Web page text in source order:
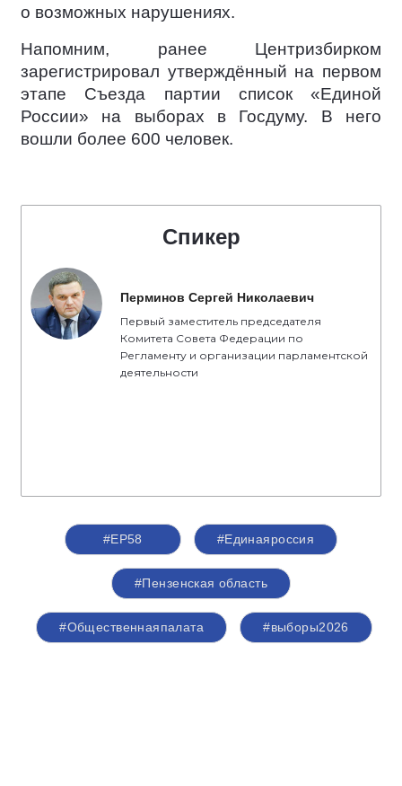
о возможных нарушениях.
Напомним, ранее Центризбирком
зарегистрировал утверждённый на первом
этапе Съезда партии список «Единой
России» на выборах в Госдуму. В него
вошли более 600 человек.
Спикер
Перминов Сергей Николаевич
Первый заместитель председателя
Комитета Совета Федерации по
Регламенту и организации парламентской
деятельности
#ЕР58 #Единаяроссия
#Пензенская область
#Общественнаяпалата #выборы2026